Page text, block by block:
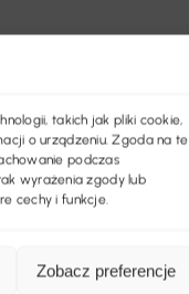
takich jak pliki cookie,
o urządzeniu. Zgoda na te
podczas
wyrażenia zgody lub
cechy i funkcje.
Zobacz preferencje